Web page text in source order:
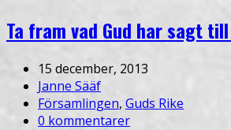
Ta fram vad Gud har sagt
15 december, 2013
Janne Sääf
Församlingen, Guds Rike
0 kommentarer